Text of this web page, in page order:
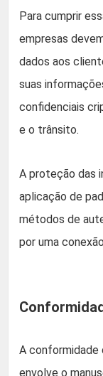
Para cumprir
empresas
dados aos
suas
confidenciais
e o trânsito.
A proteção das
aplicação de
métodos de
por uma
A conformidade
envolve o